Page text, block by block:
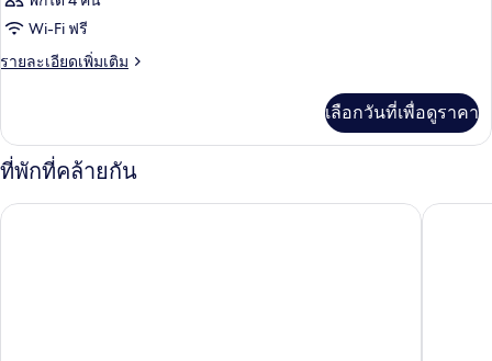
Wi-Fi ฟรี
รายละเอียดเพิ่มเติม
ราย
เกี่ยว
กับ
ห้อง
พัก
เลือกวันที่เพื่อดูราคา
ที่พักที่คล้ายกัน
ดีเวลล่า สุวรรณภูมิ โรงแรม